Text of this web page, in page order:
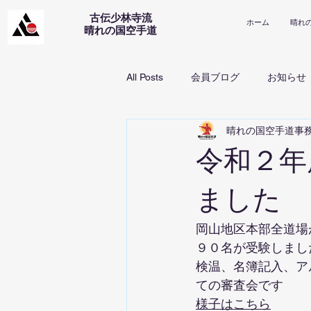
古伝少林寺流
​晴れの国空手道
ホーム 晴れ
All Posts 会員ブログ お知らせ
令和２
ました
晴れの国空手道事
岡山地区本部全道
９０名が受験しま
検温、名簿記入、
ての審査会です
様子はこちら